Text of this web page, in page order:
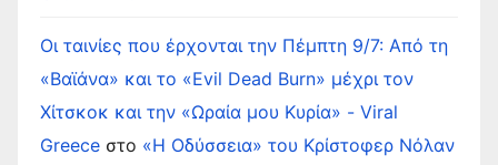
Οι ταινίες που έρχονται την Πέμπτη 9/7: Από τη
«Βαϊάνα» και το «Evil Dead Burn» μέχρι τον
Χίτσκοκ και την «Ωραία μου Κυρία» - Viral
Greece στο «Η Οδύσσεια» του Κρίστοφερ Νόλαν